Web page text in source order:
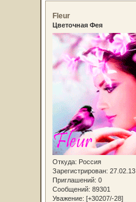
Fleur
Цветочная Фея
Откуда: Россия
Зарегистрирован: 27.02.13
Приглашений: 0
Сообщений: 89301
Уважение: [+30207/-28]